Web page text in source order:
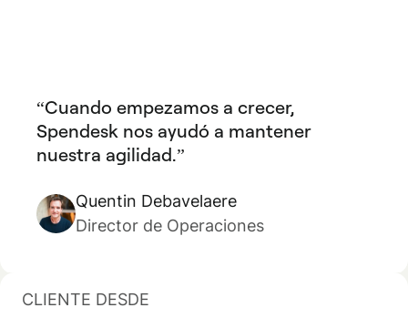
Cuando empezamos a crecer,
Spendesk nos ayudó a mantener
nuestra agilidad.
Quentin Debavelaere
Director de Operaciones
CLIENTE DESDE